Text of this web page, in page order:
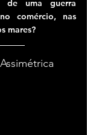
de uma guerra
comércio, nas
mares?